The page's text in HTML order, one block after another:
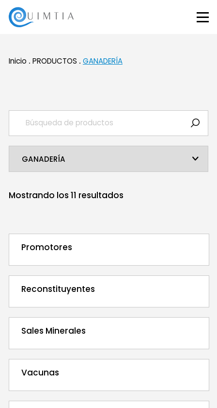
Inicio PRODUCTOS GANADERÍA
Mostrando los 11 resultados
Promotores
Reconstituyentes
Sales Minerales
Vacunas